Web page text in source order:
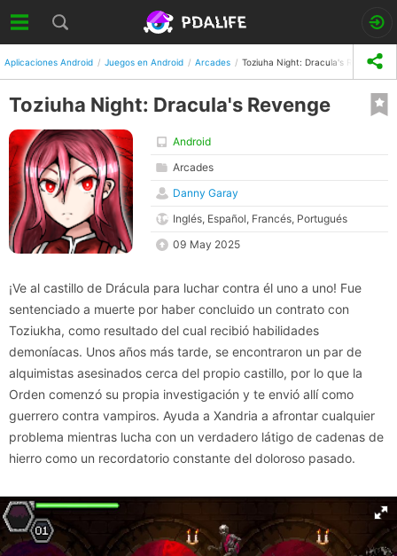
Aplicaciones Android Juegos en Android Arcades Toziuha Night: Dracula's Revenge
Toziuha Night: Dracula's Revenge
Android
Arcades
Danny Garay
Inglés, Español, Francés, Portugués
09 May 2025
¡Ve al castillo de Drácula para luchar contra él uno a uno! Fue
sentenciado a muerte por haber concluido un contrato con
Toziukha, como resultado del cual recibió habilidades
demoníacas. Unos años más tarde, se encontraron un par de
alquimistas asesinados cerca del propio castillo, por lo que la
Orden comenzó su propia investigación y te envió allí como
guerrero contra vampiros. Ayuda a Xandria a afrontar cualquier
problema mientras lucha con un verdadero látigo de cadenas de
hierro como un recordatorio constante del doloroso pasado.